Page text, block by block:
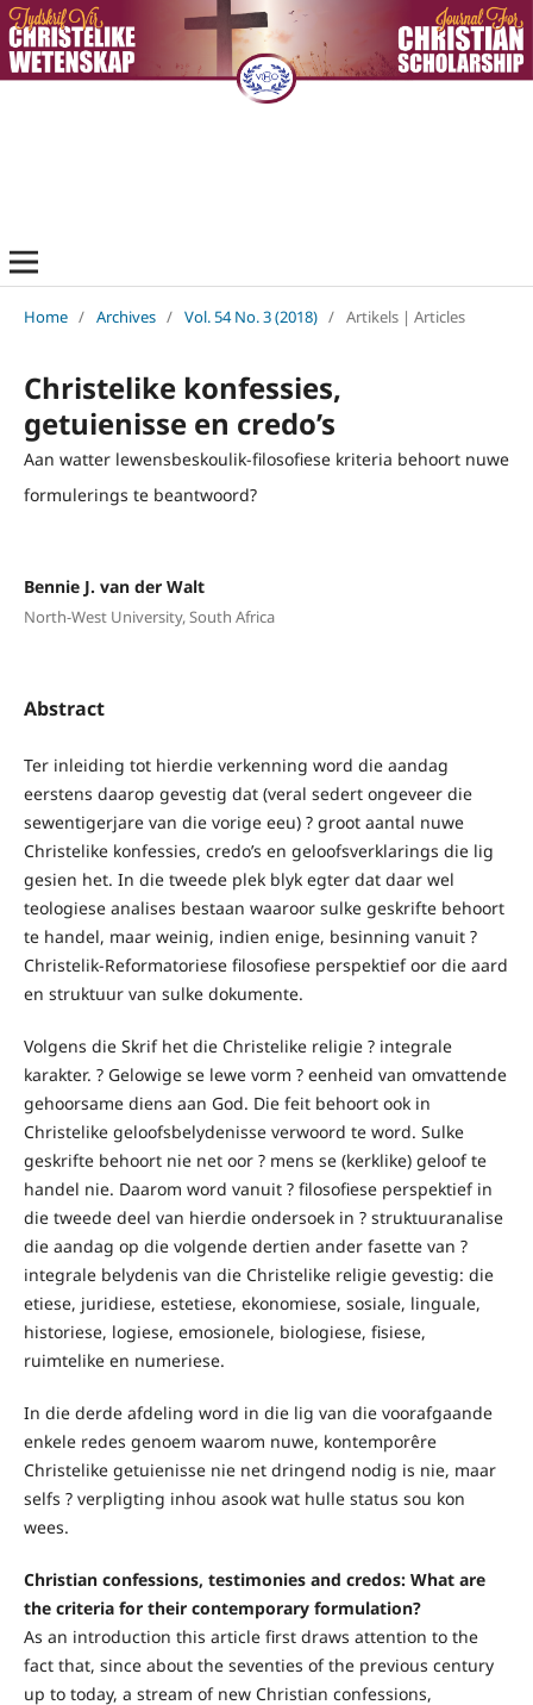
Home / Archives / Vol. 54 No. 3 (2018) / Artikels | Articles
Christelike konfessies,
getuienisse en credo’s
Aan watter lewensbeskoulik-filosofiese kriteria behoort nuwe
formulerings te beantwoord?
Bennie J. van der Walt
North-West University, South Africa
Abstract
Ter inleiding tot hierdie verkenning word die aandag
eerstens daarop gevestig dat (veral sedert ongeveer die
sewentigerjare van die vorige eeu) ? groot aantal nuwe
Christelike konfessies, credo’s en geloofsverklarings die lig
gesien het. In die tweede plek blyk egter dat daar wel
teologiese analises bestaan waaroor sulke geskrifte behoort
te handel, maar weinig, indien enige, besinning vanuit ?
Christelik-Reformatoriese filosofiese perspektief oor die aard
en struktuur van sulke dokumente.
Volgens die Skrif het die Christelike religie ? integrale
karakter. ? Gelowige se lewe vorm ? eenheid van omvattende
gehoorsame diens aan God. Die feit behoort ook in
Christelike geloofsbelydenisse verwoord te word. Sulke
geskrifte behoort nie net oor ? mens se (kerklike) geloof te
handel nie. Daarom word vanuit ? filosofiese perspektief in
die tweede deel van hierdie ondersoek in ? struktuuranalise
die aandag op die volgende dertien ander fasette van ?
integrale belydenis van die Christelike religie gevestig: die
etiese, juridiese, estetiese, ekonomiese, sosiale, linguale,
historiese, logiese, emosionele, biologiese, fisiese,
ruimtelike en numeriese.
In die derde afdeling word in die lig van die voorafgaande
enkele redes genoem waarom nuwe, kontemporêre
Christelike getuienisse nie net dringend nodig is nie, maar
selfs ? verpligting inhou asook wat hulle status sou kon
wees.
Christian confessions, testimonies and credos: What are
the criteria for their contemporary formulation?
As an introduction this article first draws attention to the
fact that, since about the seventies of the previous century
up to today, a stream of new Christian confessions,